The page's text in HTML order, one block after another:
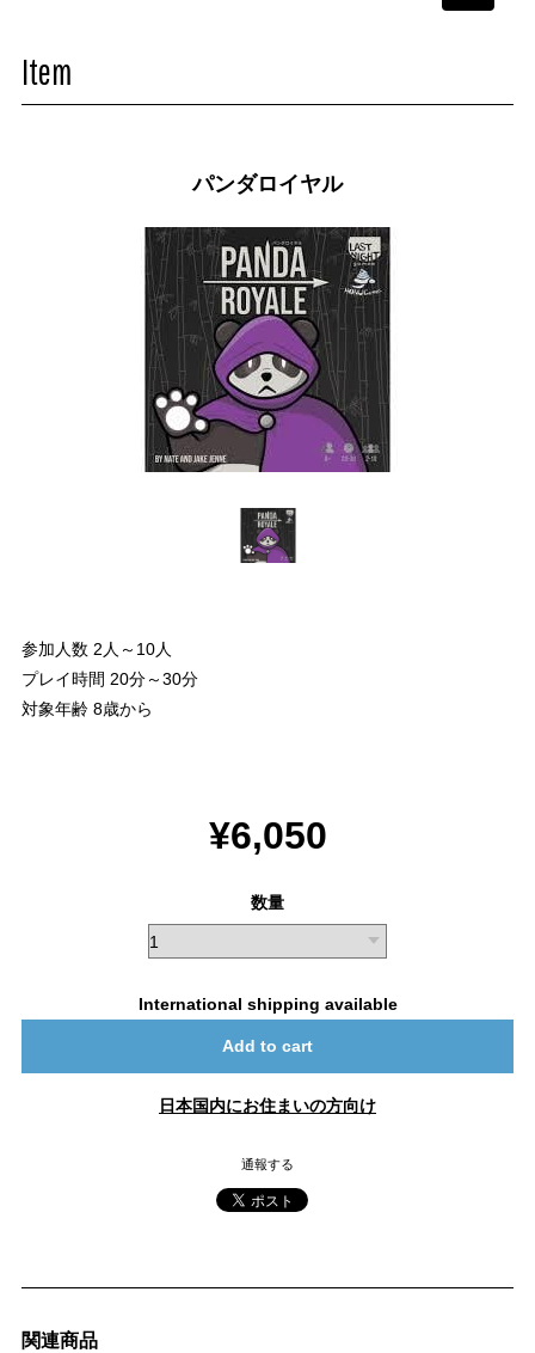
Item
パンダロイヤル
参加人数 2人～10人
プレイ時間 20分～30分
対象年齢 8歳から
¥6,050
数量
International shipping available
Add to cart
日本国内にお住まいの方向け
通報する
関連商品